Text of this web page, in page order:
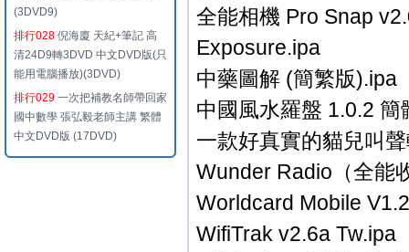
(3DVD9)
排行028 倪海廈 天紀+筆記 高
清24D9轉3DVD 中文DVD版(只
能用電腦播放)(3DVD)
排行029 一次把補教名師帶回家
國中數學 張弘毅老師主講 繁體
中文DVD版 (17DVD)
全能相機 Pro Snap
Exposure.ipa
中藥圖解 (簡繁版).ipa
中國風水羅盤 1.0.2 簡
一款好真實的貓兒叫
Wunder Radio（全能
Worldcard Mobile
WifiTrak v2.6a Tw.ipa